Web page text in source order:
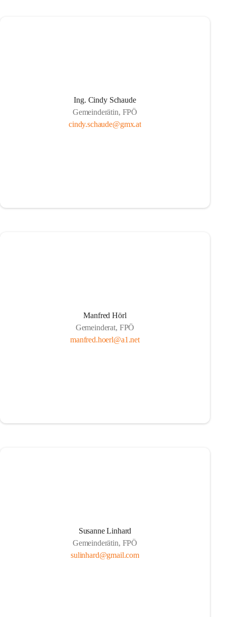
Ing. Cindy Schaude
Gemeinderätin, FPÖ
cindy.schaude@gmx.at
Manfred Hörl
Gemeinderat, FPÖ
manfred.hoerl@a1.net
Susanne Linhard
Gemeinderätin, FPÖ
sulinhard@gmail.com